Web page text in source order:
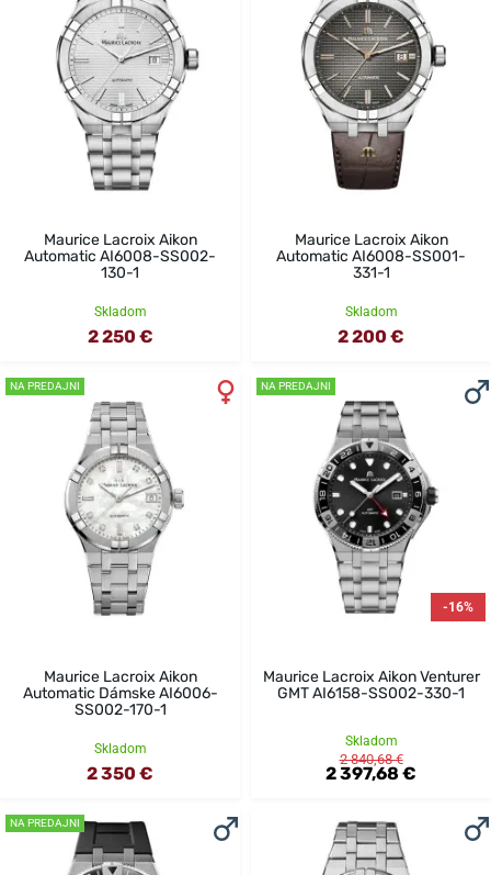
Maurice Lacroix Aikon
Automatic AI6008-SS002-
130-1
Skladom
2 250 €
Maurice Lacroix Aikon
Automatic AI6008-SS001-
331-1
Skladom
2 200 €
NA PREDAJNI
Maurice Lacroix Aikon
Automatic Dámske AI6006-
SS002-170-1
Skladom
2 350 €
NA PREDAJNI
-16%
Maurice Lacroix Aikon Venturer
GMT AI6158-SS002-330-1
Skladom
2 840,68 €
2 397,68 €
NA PREDAJNI